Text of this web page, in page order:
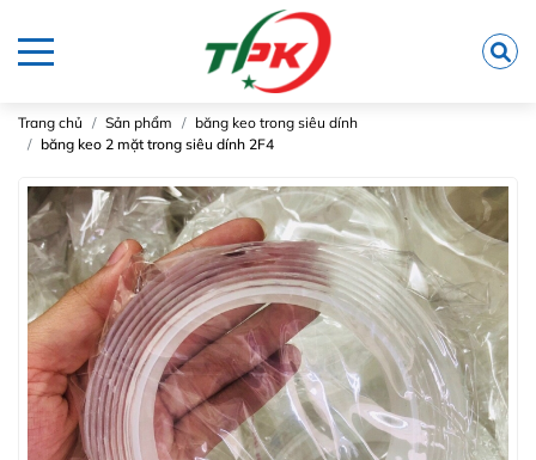
Trang chủ Sản phẩm
băng keo trong siêu dính
băng keo 2 mặt trong siêu dính 2F4